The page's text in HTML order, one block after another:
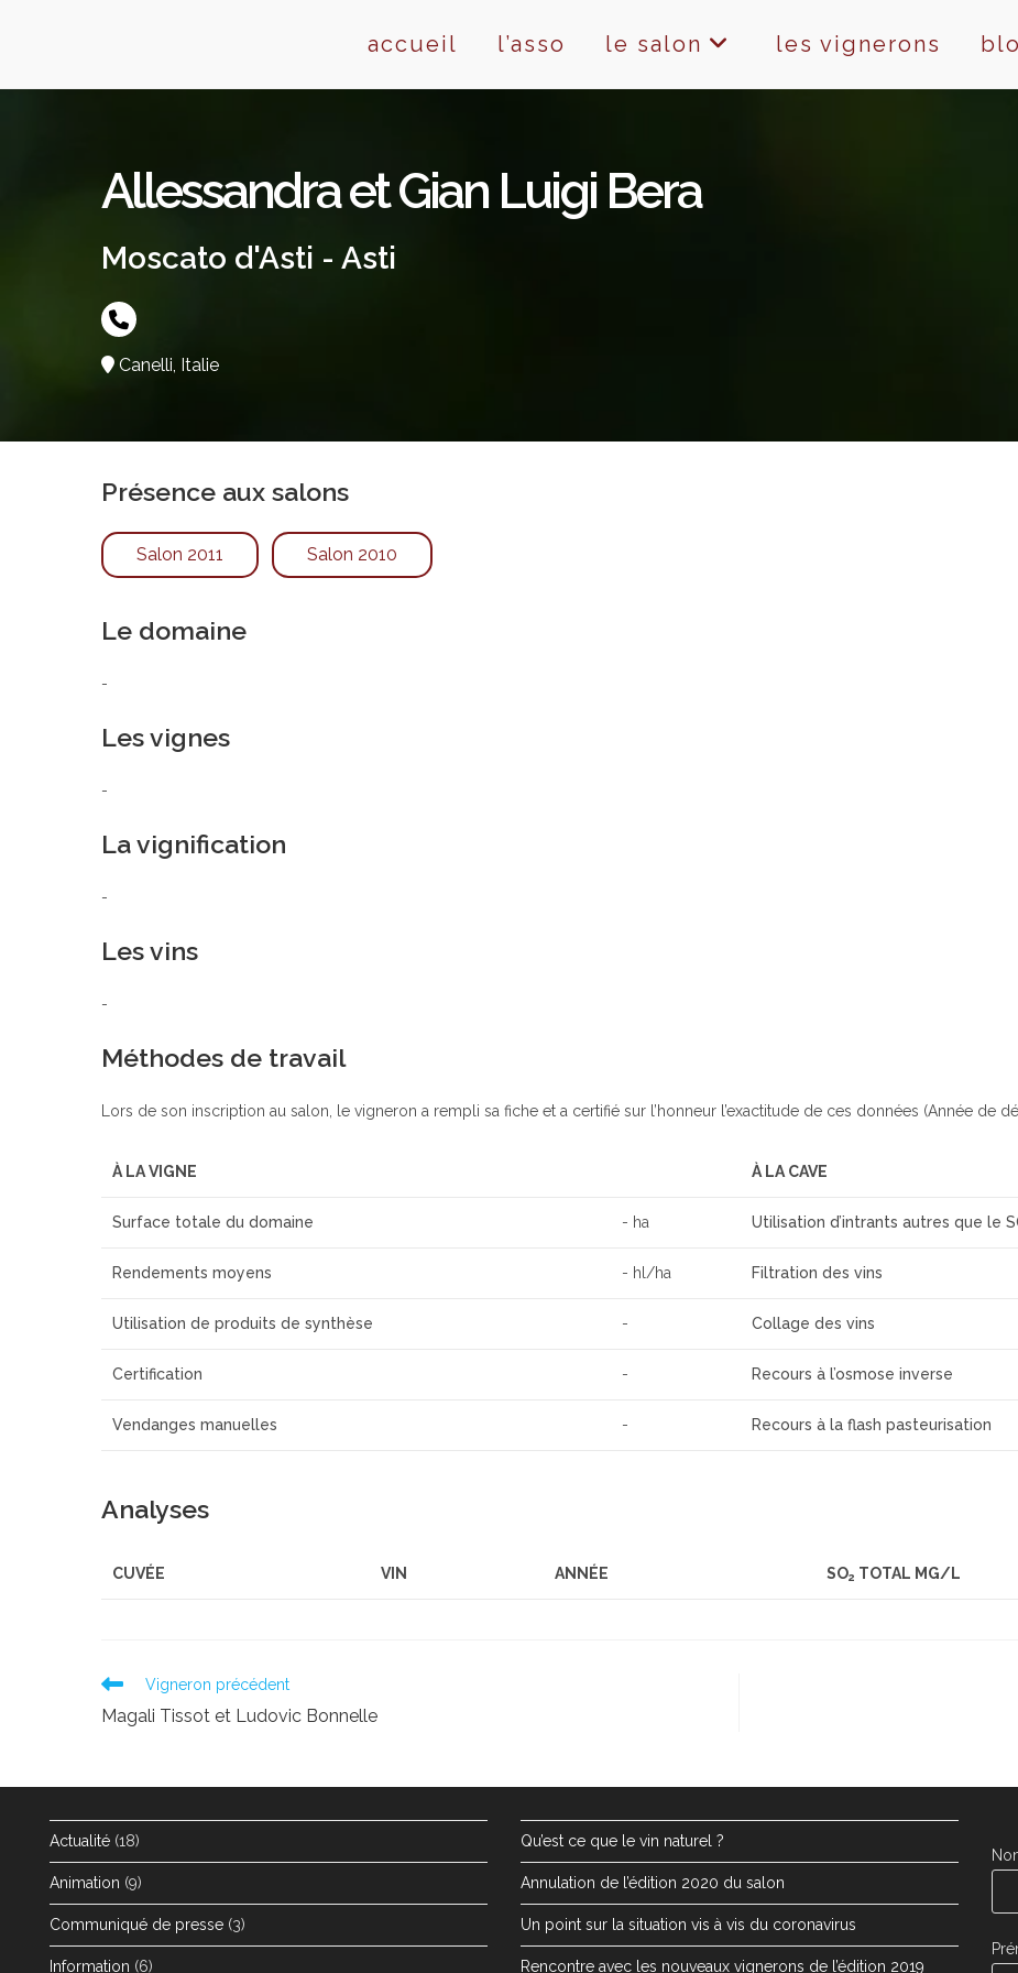
accueil l’asso le salon les vignerons
Allessandra et Gian Luigi Bera
Moscato d'Asti - Asti
Canelli, Italie
Présence aux salons
Salon 2011 Salon 2010
Le domaine
-
Les vignes
-
La vignification
-
Les vins
-
Méthodes de travail
Lors de son inscription au salon, le vigneron a rempli sa fiche et a certifié sur l’honneur l’exactitude de ces données (Année de
À LA VIGNE À LA CAVE
Surface totale du domaine - ha Utilisation d’intrants autres que le
Rendements moyens - hl/ha Filtration des vins
Utilisation de produits de synthèse - Collage des vins
Certification - Recours à l’osmose inverse
Vendanges manuelles - Recours à la flash pasteurisation
Analyses
CUVÉE VIN ANNÉE SO2 TOTAL MG/L
Read
articles
Vigneron précédent
Magali Tissot et Ludovic Bonnelle
Actualité (18)
Animation (9)
Communiqué de presse (3)
Information (6)
Qu’est ce que le vin naturel ?
Annulation de l’édition 2020 du salon
Un point sur la situation vis à vis du coronavirus
Rencontre avec les nouveaux vignerons de l’édition 2019